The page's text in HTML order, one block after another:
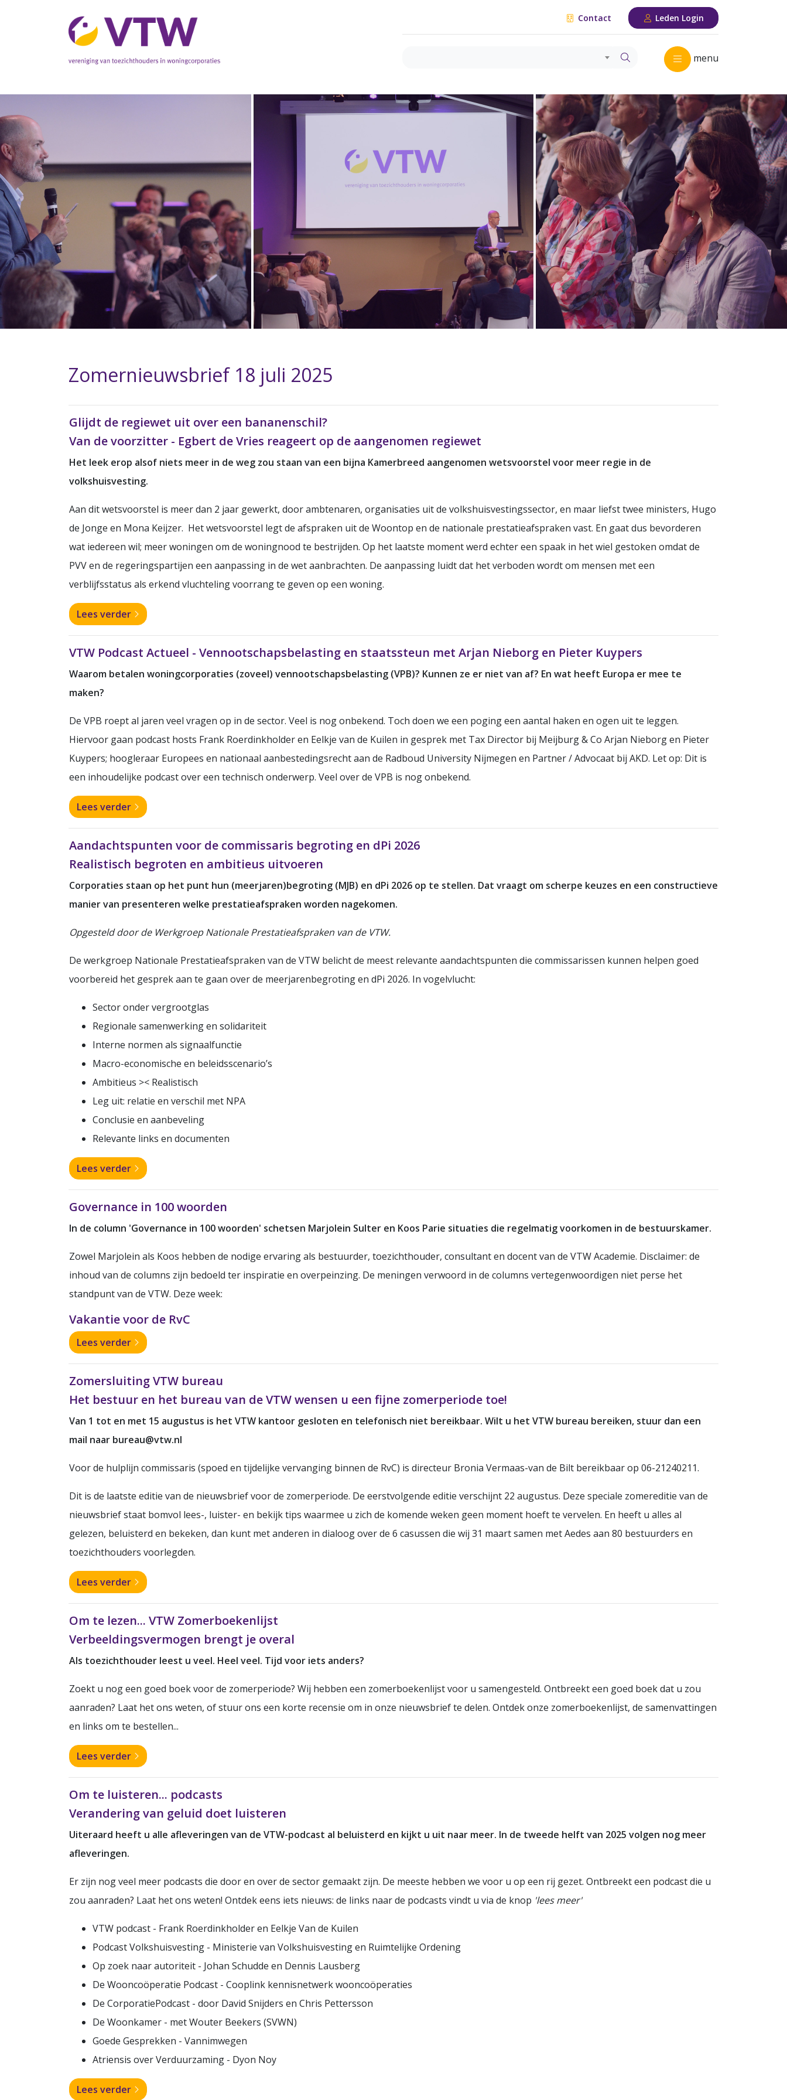
Contact Leden Login
menu
Zomernieuwsbrief 18 juli 2025
Glijdt de regiewet uit over een bananenschil?
Van de voorzitter - Egbert de Vries reageert op de aangenomen regiewet
Het leek erop alsof niets meer in de weg zou staan van een bijna Kamerbreed aangenomen wetsvoorstel voor meer regie in de
volkshuisvesting.
Aan dit wetsvoorstel is meer dan 2 jaar gewerkt, door ambtenaren, organisaties uit de volkshuisvestingssector, en maar liefst twee ministers, Hugo
de Jonge en Mona Keijzer. Het wetsvoorstel legt de afspraken uit de Woontop en de nationale prestatieafspraken vast. En gaat dus bevorderen
wat iedereen wil; meer woningen om de woningnood te bestrijden. Op het laatste moment werd echter een spaak in het wiel gestoken omdat de
PVV en de regeringspartijen een aanpassing in de wet aanbrachten. De aanpassing luidt dat het verboden wordt om mensen met een
verblijfsstatus als erkend vluchteling voorrang te geven op een woning.
Lees verder
VTW Podcast Actueel - Vennootschapsbelasting en staatssteun met Arjan Nieborg en Pieter Kuypers
Waarom betalen woningcorporaties (zoveel) vennootschapsbelasting (VPB)? Kunnen ze er niet van af? En wat heeft Europa er mee te
maken?
De VPB roept al jaren veel vragen op in de sector. Veel is nog onbekend. Toch doen we een poging een aantal haken en ogen uit te leggen.
Hiervoor gaan podcast hosts Frank Roerdinkholder en Eelkje van de Kuilen in gesprek met Tax Director bij Meijburg & Co Arjan Nieborg en Pieter
Kuypers; hoogleraar Europees en nationaal aanbestedingsrecht aan de Radboud University Nijmegen en Partner / Advocaat bij AKD. Let op: Dit is
een inhoudelijke podcast over een technisch onderwerp. Veel over de VPB is nog onbekend.
Lees verder
Aandachtspunten voor de commissaris begroting en dPi 2026
Realistisch begroten en ambitieus uitvoeren
Corporaties staan op het punt hun (meerjaren)begroting (MJB) en dPi 2026 op te stellen. Dat vraagt om scherpe keuzes en een constructieve
manier van presenteren welke prestatieafspraken worden nagekomen.
Opgesteld door de Werkgroep Nationale Prestatieafspraken van de VTW.
De werkgroep Nationale Prestatieafspraken van de VTW belicht de meest relevante aandachtspunten die commissarissen kunnen helpen goed
voorbereid het gesprek aan te gaan over de meerjarenbegroting en dPi 2026. In vogelvlucht:
Sector onder vergrootglas
Regionale samenwerking en solidariteit
Interne normen als signaalfunctie
Macro-economische en beleidsscenario’s
Ambitieus >< Realistisch
Leg uit: relatie en verschil met NPA
Conclusie en aanbeveling
Relevante links en documenten
Lees verder
Governance in 100 woorden
In de column 'Governance in 100 woorden' schetsen Marjolein Sulter en Koos Parie situaties die regelmatig voorkomen in de bestuurskamer.
Zowel Marjolein als Koos hebben de nodige ervaring als bestuurder, toezichthouder, consultant en docent van de VTW Academie. Disclaimer: de
inhoud van de columns zijn bedoeld ter inspiratie en overpeinzing. De meningen verwoord in de columns vertegenwoordigen niet perse het
standpunt van de VTW. Deze week:
Vakantie voor de RvC
Lees verder
Zomersluiting VTW bureau
Het bestuur en het bureau van de VTW wensen u een fijne zomerperiode toe!
Van 1 tot en met 15 augustus is het VTW kantoor gesloten en telefonisch niet bereikbaar. Wilt u het VTW bureau bereiken, stuur dan een
mail naar bureau@vtw.nl
Voor de hulplijn commissaris (spoed en tijdelijke vervanging binnen de RvC) is directeur Bronia Vermaas-van de Bilt bereikbaar op 06-21240211.
Dit is de laatste editie van de nieuwsbrief voor de zomerperiode. De eerstvolgende editie verschijnt 22 augustus. Deze speciale zomereditie van de
nieuwsbrief staat bomvol lees-, luister- en bekijk tips waarmee u zich de komende weken geen moment hoeft te vervelen. En heeft u alles al
gelezen, beluisterd en bekeken, dan kunt met anderen in dialoog over de 6 casussen die wij 31 maart samen met Aedes aan 80 bestuurders en
toezichthouders voorlegden.
Lees verder
Om te lezen... VTW Zomerboekenlijst
Verbeeldingsvermogen brengt je overal
Als toezichthouder leest u veel. Heel veel. Tijd voor iets anders?
Zoekt u nog een goed boek voor de zomerperiode? Wij hebben een zomerboekenlijst voor u samengesteld. Ontbreekt een goed boek dat u zou
aanraden? Laat het ons weten, of stuur ons een korte recensie om in onze nieuwsbrief te delen. Ontdek onze zomerboekenlijst, de samenvattingen
en links om te bestellen...
Lees verder
Om te luisteren... podcasts
Verandering van geluid doet luisteren
Uiteraard heeft u alle afleveringen van de VTW-podcast al beluisterd en kijkt u uit naar meer. In de tweede helft van 2025 volgen nog meer
afleveringen.
Er zijn nog veel meer podcasts die door en over de sector gemaakt zijn. De meeste hebben we voor u op een rij gezet. Ontbreekt een podcast die u
zou aanraden? Laat het ons weten! Ontdek eens iets nieuws: de links naar de podcasts vindt u via de knop 'lees meer'
VTW podcast - Frank Roerdinkholder en Eelkje Van de Kuilen
Podcast Volkshuisvesting - Ministerie van Volkshuisvesting en Ruimtelijke Ordening
Op zoek naar autoriteit - Johan Schudde en Dennis Lausberg
De Wooncoöperatie Podcast - Cooplink kennisnetwerk wooncoöperaties
De CorporatiePodcast - door David Snijders en Chris Pettersson
De Woonkamer - met Wouter Beekers (SVWN)
Goede Gesprekken - Vannimwegen
Atriensis over Verduurzaming - Dyon Noy
Lees verder